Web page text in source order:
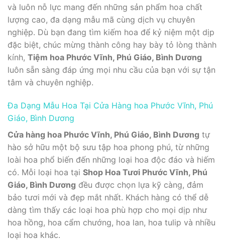
và luôn nỗ lực mang đến những sản phẩm hoa chất
lượng cao, đa dạng mẫu mã cùng dịch vụ chuyên
nghiệp. Dù bạn đang tìm kiếm hoa để kỷ niệm một dịp
đặc biệt, chúc mừng thành công hay bày tỏ lòng thành
kính, Tiệm hoa Phước Vĩnh, Phú Giáo, Bình Dương
luôn sẵn sàng đáp ứng mọi nhu cầu của bạn với sự tận
tâm và chuyên nghiệp.
Đa Dạng Mẫu Hoa Tại Cửa Hàng hoa Phước Vĩnh, Phú
Giáo, Bình Dương
Cửa hàng hoa Phước Vĩnh, Phú Giáo, Bình Dương tự
hào sở hữu một bộ sưu tập hoa phong phú, từ những
loài hoa phổ biến đến những loại hoa độc đáo và hiếm
có. Mỗi loại hoa tại Shop Hoa Tươi Phước Vĩnh, Phú
Giáo, Bình Dương đều được chọn lựa kỹ càng, đảm
bảo tươi mới và đẹp mắt nhất. Khách hàng có thể dễ
dàng tìm thấy các loại hoa phù hợp cho mọi dịp như
hoa hồng, hoa cẩm chướng, hoa lan, hoa tulip và nhiều
loại hoa khác.